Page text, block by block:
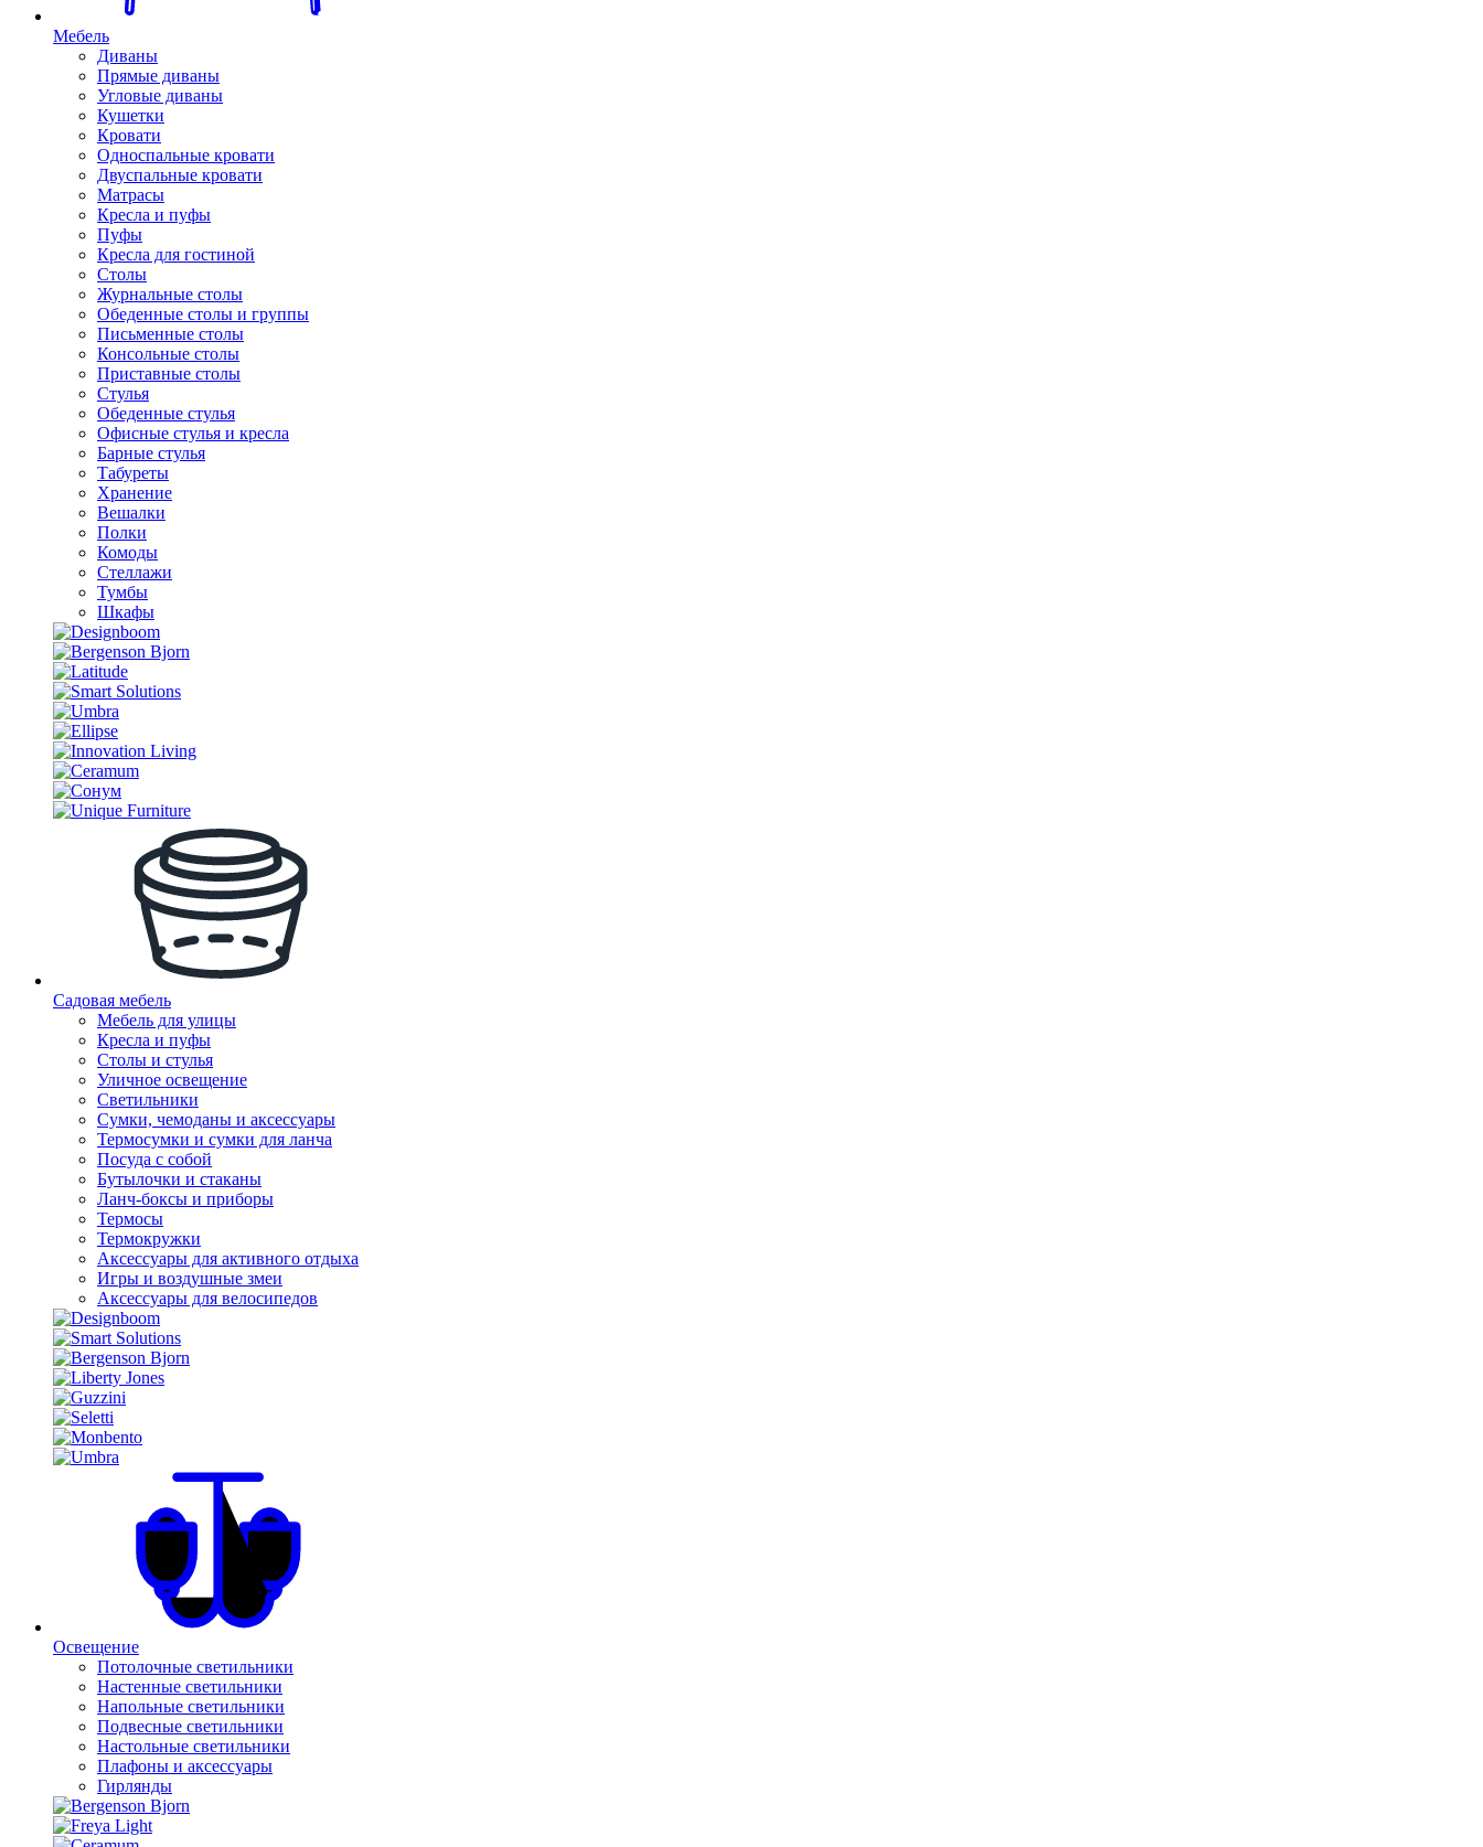
Мебель
Диваны
Прямые диваны
Угловые диваны
Кушетки
Кровати
Односпальные кровати
Двуспальные кровати
Матрасы
Кресла и пуфы
Пуфы
Кресла для гостиной
Столы
Журнальные столы
Обеденные столы и группы
Письменные столы
Консольные столы
Приставные столы
Стулья
Обеденные стулья
Офисные стулья и кресла
Барные стулья
Табуреты
Хранение
Вешалки
Полки
Комоды
Стеллажи
Тумбы
Шкафы
Садовая мебель
Мебель для улицы
Кресла и пуфы
Столы и стулья
Уличное освещение
Светильники
Сумки, чемоданы и аксессуары
Термосумки и сумки для ланча
Посуда с собой
Бутылочки и стаканы
Ланч-боксы и приборы
Термосы
Термокружки
Аксессуары для активного отдыха
Игры и воздушные змеи
Аксессуары для велосипедов
Освещение
Потолочные светильники
Настенные светильники
Напольные светильники
Подвесные светильники
Настольные светильники
Плафоны и аксессуары
Гирлянды